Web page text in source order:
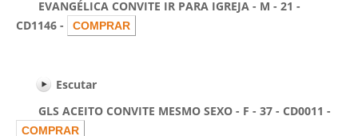
EVANGÉLICA CONVITE IR PARA IGREJA - M - 21 -
CD1146 -
Escutar
GLS ACEITO CONVITE MESMO SEXO - F - 37 - CD0011 -